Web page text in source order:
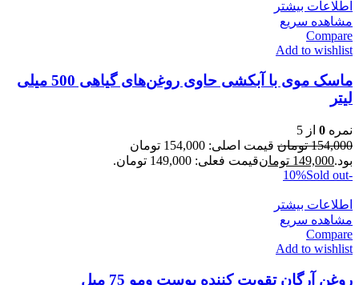
اطلاعات بیشتر
مشاهده سریع
Compare
Add to wishlist
ماسک موی با آبکشی حاوی روغن‌های گیاهی 500 میلی
لیتر
نمره 0 از 5
154,000 تومان
قیمت اصلی: 154,000 تومان
بود.149,000 تومانقیمت فعلی: 149,000 تومان.
-10%
Sold out
اطلاعات بیشتر
مشاهده سریع
Compare
Add to wishlist
روغن آرگان تقویت کننده پوست ومو 75 میل